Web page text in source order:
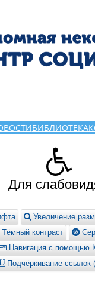
БИБЛИОТЕКА
Для
Увеличение
Тёмный контраст
Навигация с помощью
Подчёркивание ссылок